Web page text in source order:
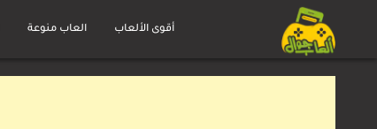
مجانية
أقوى الألعاب العاب منوعة